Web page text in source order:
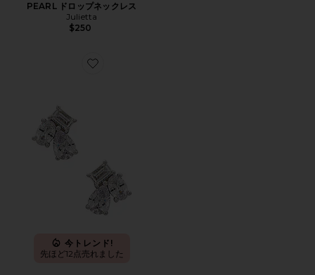
PEARL ドロップネックレス
Julietta
$250
Favorite Pierre スタッド
今トレンド!
先ほど12点売れました